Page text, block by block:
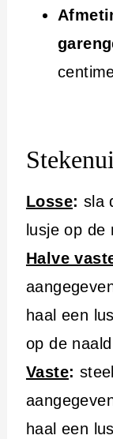
Losse: sla
lusje op de
Halve
haal een
op de naald
Vaste:
haal een